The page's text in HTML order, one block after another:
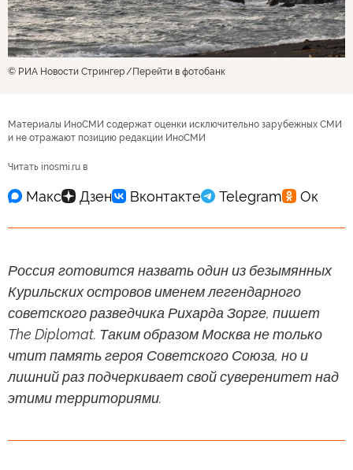
© РИА Новости Стрингер Перейти в фотобанк
Материалы ИноСМИ содержат оценки исключительно зарубежных СМИ
и не отражают позицию редакции ИноСМИ
Читать inosmi.ru в
Россия готовится назвать один из безымянных
Курильских островов именем легендарного
советского разведчика Рихарда Зорге, пишет
The Diplomat. Таким образом Москва не только
чтит память героя Советского Союза, но и
лишний раз подчеркивает свой суверенитет над
этими территориями.